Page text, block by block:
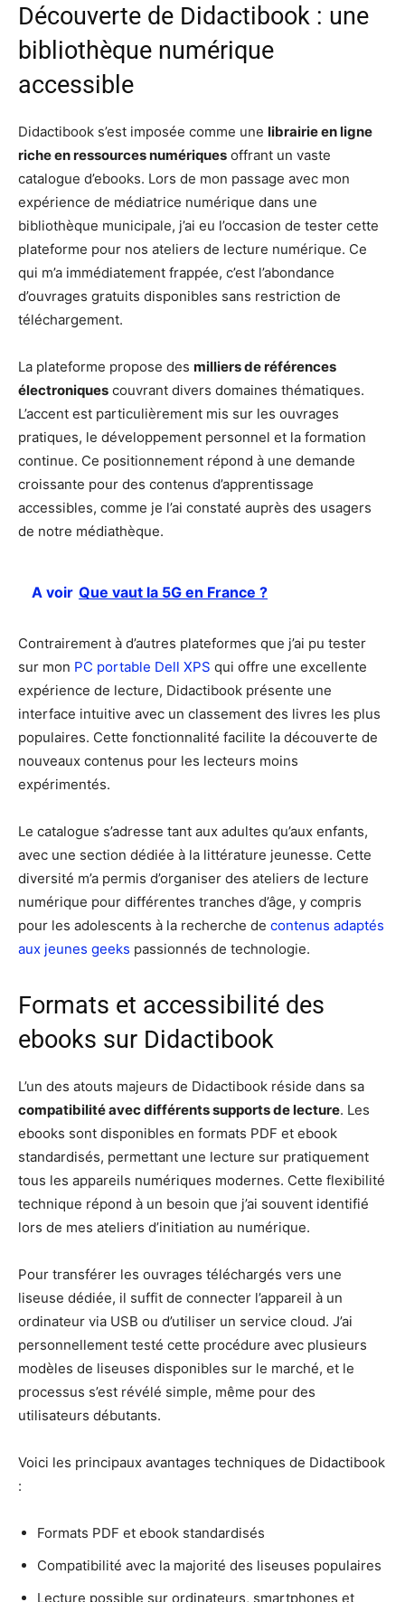
Découverte de Didactibook : une
bibliothèque numérique
accessible
Didactibook s’est imposée comme une librairie en ligne
riche en ressources numériques offrant un vaste
catalogue d’ebooks. Lors de mon passage avec mon
expérience de médiatrice numérique dans une
bibliothèque municipale, j’ai eu l’occasion de tester cette
plateforme pour nos ateliers de lecture numérique. Ce
qui m’a immédiatement frappée, c’est l’abondance
d’ouvrages gratuits disponibles sans restriction de
téléchargement.
La plateforme propose des milliers de références
électroniques couvrant divers domaines thématiques.
L’accent est particulièrement mis sur les ouvrages
pratiques, le développement personnel et la formation
continue. Ce positionnement répond à une demande
croissante pour des contenus d’apprentissage
accessibles, comme je l’ai constaté auprès des usagers
de notre médiathèque.
A voir Que vaut la 5G en France ?
Contrairement à d’autres plateformes que j’ai pu tester
sur mon PC portable Dell XPS qui offre une excellente
expérience de lecture, Didactibook présente une
interface intuitive avec un classement des livres les plus
populaires. Cette fonctionnalité facilite la découverte de
nouveaux contenus pour les lecteurs moins
expérimentés.
Le catalogue s’adresse tant aux adultes qu’aux enfants,
avec une section dédiée à la littérature jeunesse. Cette
diversité m’a permis d’organiser des ateliers de lecture
numérique pour différentes tranches d’âge, y compris
pour les adolescents à la recherche de contenus adaptés
aux jeunes geeks passionnés de technologie.
Formats et accessibilité des
ebooks sur Didactibook
L’un des atouts majeurs de Didactibook réside dans sa
compatibilité avec différents supports de lecture. Les
ebooks sont disponibles en formats PDF et ebook
standardisés, permettant une lecture sur pratiquement
tous les appareils numériques modernes. Cette flexibilité
technique répond à un besoin que j’ai souvent identifié
lors de mes ateliers d’initiation au numérique.
Pour transférer les ouvrages téléchargés vers une
liseuse dédiée, il suffit de connecter l’appareil à un
ordinateur via USB ou d’utiliser un service cloud. J’ai
personnellement testé cette procédure avec plusieurs
modèles de liseuses disponibles sur le marché, et le
processus s’est révélé simple, même pour des
utilisateurs débutants.
Voici les principaux avantages techniques de Didactibook
:
Formats PDF et ebook standardisés
Compatibilité avec la majorité des liseuses populaires
Lecture possible sur ordinateurs, smartphones et